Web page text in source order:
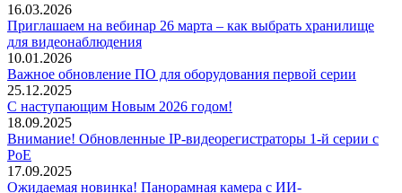
16.03.2026
Приглашаем на вебинар 26 марта – как выбрать хранилище
для видеонаблюдения
10.01.2026
Важное обновление ПО для оборудования первой серии
25.12.2025
С наступающим Новым 2026 годом!
18.09.2025
Внимание! Обновленные IP-видеорегистраторы 1-й серии с
PoE
17.09.2025
Ожидаемая новинка! Панорамная камера с ИИ-